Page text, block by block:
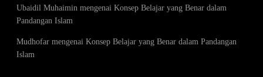
Ubaidil Muhaimin mengenai Konsep Belajar yang Benar dalam
Pandangan Islam
Mudhofar mengenai Konsep Belajar yang Benar dalam Pandangan
Islam